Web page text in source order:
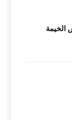
الخيمة